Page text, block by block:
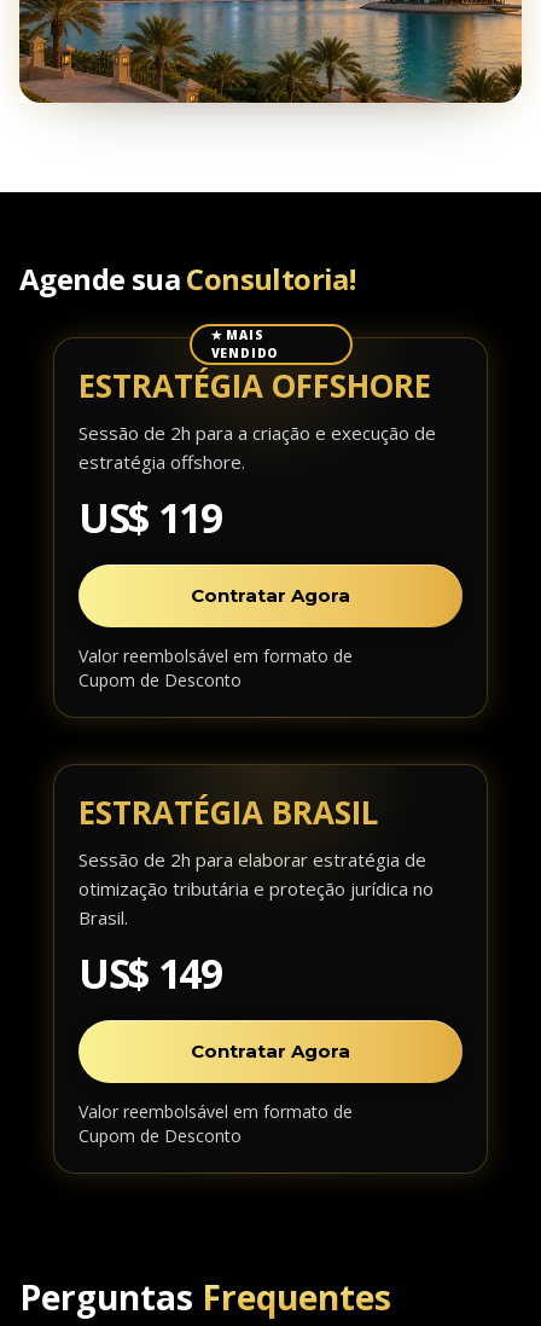
Agende suaConsultoria!
✭ MAIS
VENDIDO
ESTRATÉGIA OFFSHORE
Sessão de 2h para a criação e execução de
estratégia offshore.
US$ 119
Contratar Agora
Valor reembolsável em formato de
Cupom de Desconto
ESTRATÉGIA BRASIL
Sessão de 2h para elaborar estratégia de
otimização tributária e proteção jurídica no
Brasil.
US$ 149
Contratar Agora
Valor reembolsável em formato de
Cupom de Desconto
Perguntas Frequentes